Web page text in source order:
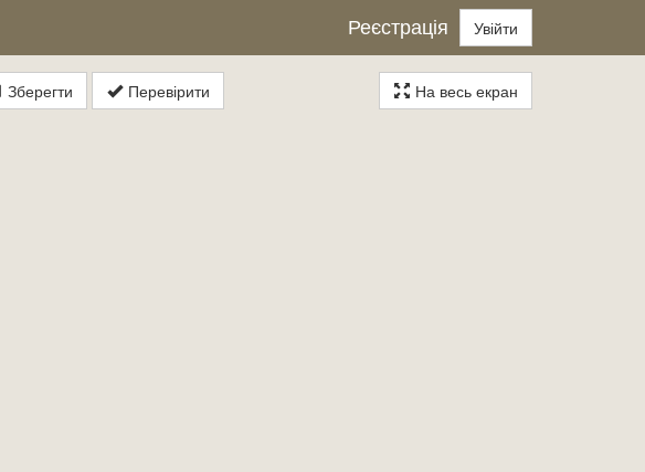
Реєстрація Увійти
На весь екран
Зберегти Перевірити